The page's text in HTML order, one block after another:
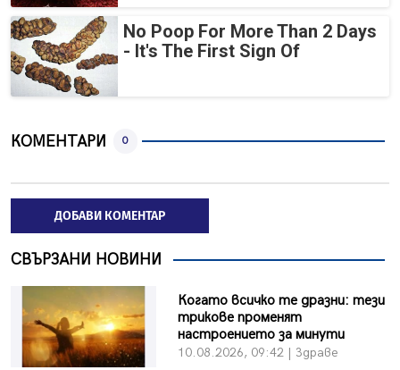
No Poop For More Than 2 Days
- It's The First Sign Of
КОМЕНТАРИ 0
ДОБАВИ КОМЕНТАР
СВЪРЗАНИ НОВИНИ
Когато всичко те дразни: тези
трикове променят
настроението за минути
10.08.2026, 09:42 | Здраве